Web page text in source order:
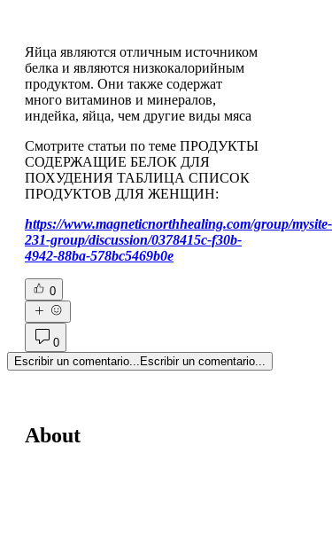
Яйца являются отличным источником
белка и являются низкокалорийным
продуктом. Они также содержат
много витаминов и минералов,
индейка, яйца, чем другие виды мяса
Смотрите статьи по теме ПРОДУКТЫ
СОДЕРЖАЩИЕ БЕЛОК ДЛЯ
ПОХУДЕНИЯ ТАБЛИЦА СПИСОК
ПРОДУКТОВ ДЛЯ ЖЕНЩИН:
https://www.magneticnorthhealing.com/group/mysite-
231-group/discussion/0378415c-f30b-
4942-88ba-578bc5469b0e
0
0
Escribir un comentario... Escribir un comentario...
About